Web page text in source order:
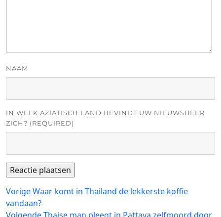
NAAM
IN WELK AZIATISCH LAND BEVINDT UW NIEUWSBEER
ZICH? (REQUIRED)
Bericht
navigatie
VorigeVorig
bericht:
Waar komt in Thailand de lekkerste koffie
vandaan?
Volgend